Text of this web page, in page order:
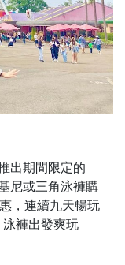
出期間限定的
尼或三角泳褲購
，連續九天暢玩
褲出發爽玩